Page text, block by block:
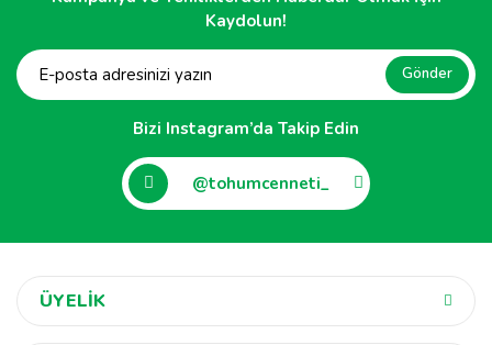
Kaydolun!
Gönder
Bizi Instagram’da Takip Edin
@tohumcenneti_
ÜYELİK